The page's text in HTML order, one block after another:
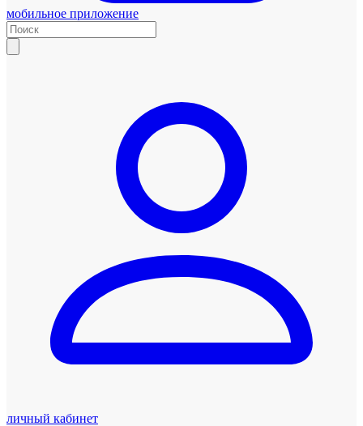
мобильное приложение
личный кабинет